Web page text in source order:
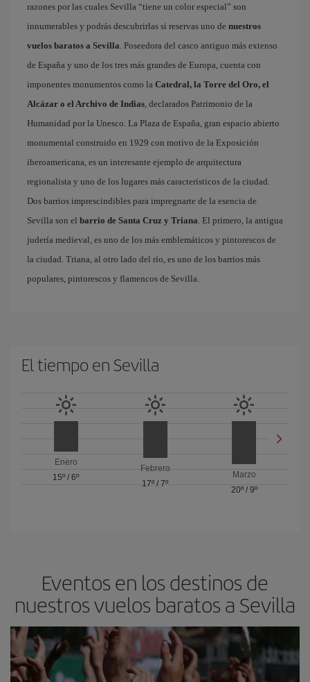
razones por las cuales Sevilla “tiene un color especial” son
innumerables y podrás descubrirlas si reservas uno de nuestros
vuelos baratos a Sevilla. Poseedora del casco antiguo más extenso
de España y uno de los tres más grandes de Europa, cuenta con
imponentes monumentos como la Catedral, la Torre del Oro, el
Alcázar o el Archivo de Indias, declarados Patrimonio de la
Humanidad por la Unesco. La Plaza de España, gran espacio abierto
monumental construido en 1929 con motivo de la Exposición
iberoamericana, es un interesante ejemplo de arquitectura
regionalista y uno de los lugares más característicos de la ciudad.
Dos barrios imprescindibles para impregnarte de la esencia de
Sevilla son el barrio de Santa Cruz y Triana. El primero, la antigua
judería medieval, es uno de los más emblemáticos y pintorescos de
la ciudad. Triana, al otro lado del río, es uno de los barrios más
populares, pintorescos y flamencos de Sevilla.
El tiempo en Sevilla
Enero
15º /6º
Febrero
17º / 7º
Marzo
20º/ 9º
Eventos en los destinos de
nuestros vuelos baratos a Sevilla